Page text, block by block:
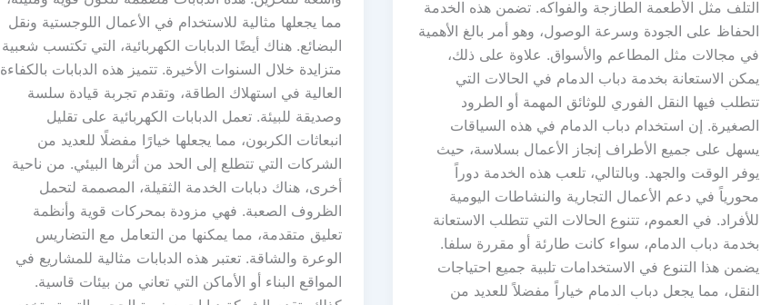
التلف مثل الأطعمة الطازجة والفواكه. تضمن هذه الخدمة
الحفاظ على الجودة وسرعة الوصول، وهو أمر بالغ الأهمية
في مجالات مثل المطاعم والأسواق. علاوة على ذلك،
يمكن الاستعانة بخدمة دباب الدمام في الحالات التي
تتطلب فيها النقل الفوري للوثائق المهمة أو الطرود
الصغيرة. إن استخدام دباب الدمام في هذه السياقات
يسهل على جميع الأطراف إنجاز الأعمال بسلاسة، حيث
يوفر الوقت والجهد. وبالتالي، تلعب هذه الخدمة دوراً
محورياً في دعم الأعمال التجارية والنشاطات اليومية
للأفراد. في العموم، تتنوع الحالات التي تتطلب الاستعانة
بخدمة دباب الدمام، سواء كانت طارئة أو مقررة سلفا.
يضمن هذا التنوع في الاستخدامات تلبية جميع احتياجات
النقل، مما يجعل دباب الدمام خياراً مفضلاً للعديد من
مما يجعلها مثالية للاستخدام في الأعمال اللوجستية ونقل
البضائع. هناك أيضًا الدبابات الكهربائية، التي تكتسب شعبية
متزايدة خلال السنوات الأخيرة. تتميز هذه الدبابات بالكفاءة
العالية في استهلاك الطاقة، وتقدم تجربة قيادة سلسة
وصديقة للبيئة. تعمل الدبابات الكهربائية على تقليل
انبعاثات الكربون، مما يجعلها خيارًا مفضلًا للعديد من
الشركات التي تتطلع إلى الحد من أثرها البيئي. من ناحية
أخرى، هناك دبابات الخدمة الثقيلة، المصممة لتحمل
الظروف الصعبة. فهي مزودة بمحركات قوية وأنظمة
تعليق متقدمة، مما يمكنها من التعامل مع التضاريس
الوعرة والشاقة. تعتبر هذه الدبابات مثالية للمشاريع في
المواقع البناء أو الأماكن التي تعاني من بيئات قاسية.